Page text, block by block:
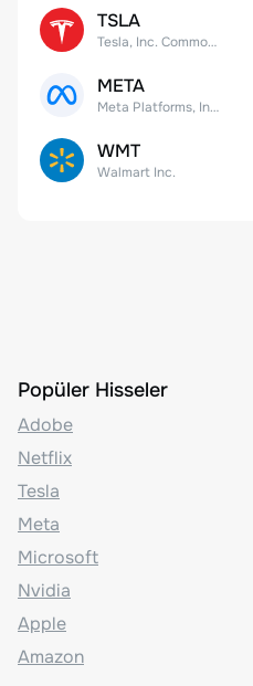
TSLA
Tesla, Inc. Common Stock
META
Meta Platforms, Inc. Class A Common Stock
WMT
Walmart Inc.
Popüler Hisseler
Adobe
Netflix
Tesla
Meta
Microsoft
Nvidia
Apple
Amazon